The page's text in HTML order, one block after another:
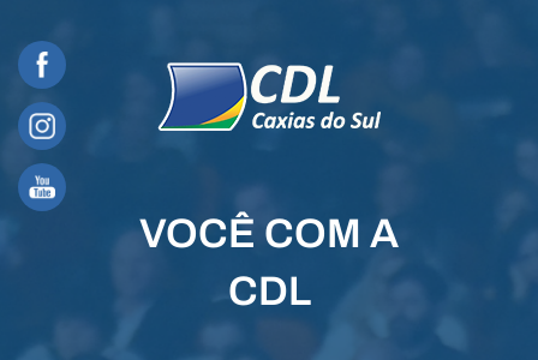
content
VOCÊ COM A
CDL